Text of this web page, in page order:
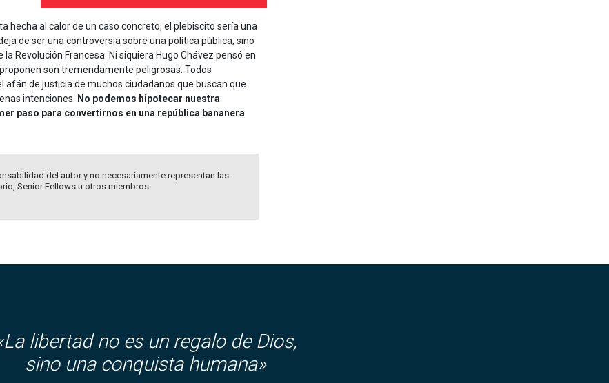
hecha al calor de un caso concreto, el plebiscito sería una
de ser una controversia sobre una política pública, sino
Revolución Francesa. Ni siquiera Hugo Chávez pensó en
son tremendamente peligrosas. Todos
de justicia de muchos ciudadanos que buscan que
intenciones.
No podemos hipotecar nuestra
paso para convertirnos en una república bananera
del autor y no necesariamente representan las
Senior Fellows u otros miembros.
La libertad no es un regalo de Dios,
sino una conquista humana»